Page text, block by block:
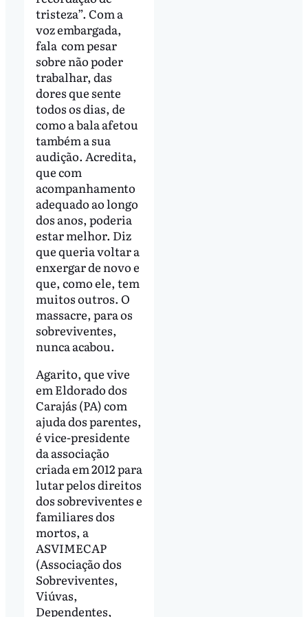
tristeza”. Com a
voz embargada,
fala com pesar
sobre não poder
trabalhar, das
dores que sente
todos os dias, de
como a bala afetou
também a sua
audição. Acredita,
que com
acompanhamento
adequado ao longo
dos anos, poderia
estar melhor. Diz
que queria voltar a
enxergar de novo e
que, como ele, tem
muitos outros. O
massacre, para os
sobreviventes,
nunca acabou.
Agarito, que vive
em Eldorado dos
Carajás (PA) com
ajuda dos parentes,
é vice-presidente
da associação
criada em 2012 para
lutar pelos direitos
dos sobreviventes e
familiares dos
mortos, a
ASVIMECAP
(Associação dos
Sobreviventes,
Viúvas,
Dependentes,